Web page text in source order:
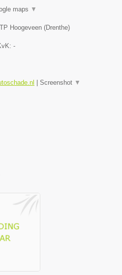
maps ▼
Hoogeveen (Drenthe)
-
Screenshot ▼